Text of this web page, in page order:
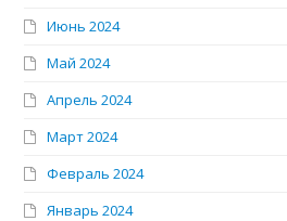
Июнь 2024
Май 2024
Апрель 2024
Март 2024
Февраль 2024
Январь 2024